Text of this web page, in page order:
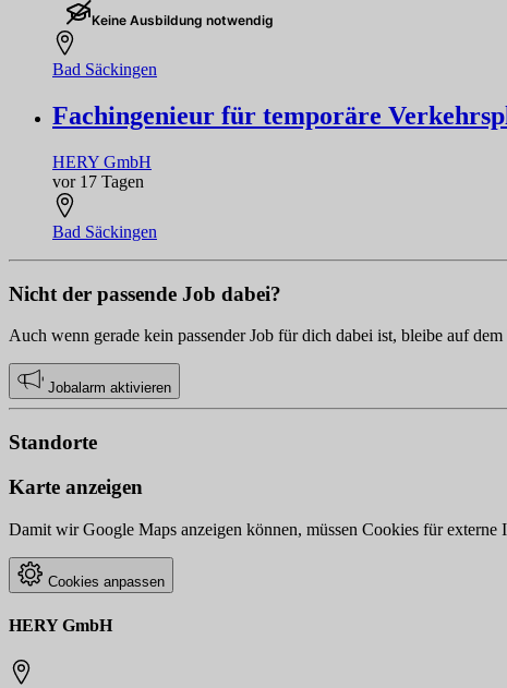
Keine Ausbildung notwendig
Bad Säckingen
Fachingenieur für temporäre
HERY GmbH
vor 17 Tagen
Bad Säckingen
Nicht der passende Job dabei?
Auch wenn gerade kein passender Job für dich dabei ist, bleibe auf
Jobalarm aktivieren
Standorte
Karte anzeigen
Damit wir Google Maps anzeigen können, müssen Cookies für externe
Cookies anpassen
HERY GmbH